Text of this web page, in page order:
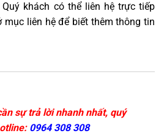
khách có thể liên hệ trực tiếp
mục liên hệ để biết thêm thông tin
sự trả lời nhanh nhất, quý
0964 308 308